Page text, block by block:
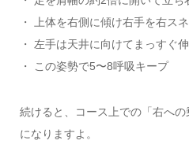
・ 上体を右側に傾け右手を右ス
・ 左手は天井に向けてまっすぐ
・ この姿勢で5〜8呼吸キープ
続けると、コース上での「右へ
になりますよ。